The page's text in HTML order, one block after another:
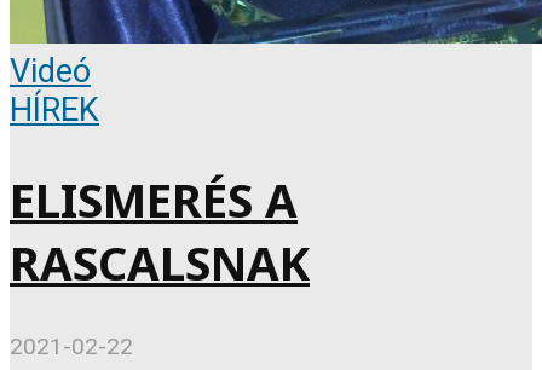
Videó
HÍREK
ELISMERÉS A
RASCALSNAK
2021-02-22